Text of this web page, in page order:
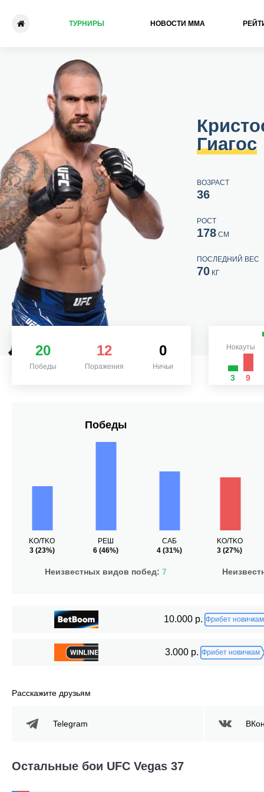
ТУРНИРЫ НОВОСТИ ММА
Кристос Гиагос - Арман
Гиагос
ВОЗРАСТ
36
РОСТ
178СМ
ПОСЛЕДНИЙ ВЕС
70КГ
20
Победы
12
Поражения
0
Ничьи
Нокауты
3 9
Победы
KO/TKO
3(23%)
РЕШ
6 (46%)
САБ
4 (31%)
Неизвестных видов побед: 7
KO/TKO
3 (27%)
10.000 р. Фрибет новичкам
3.000 р. Фрибет новичкам
Расскажите друзьям
Telegram
Остальные бои UFC Vegas 37